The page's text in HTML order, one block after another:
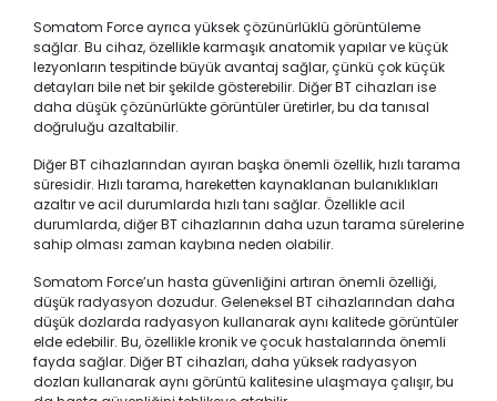
Somatom Force ayrıca yüksek çözünürlüklü görüntüleme
sağlar. Bu cihaz, özellikle karmaşık anatomik yapılar ve küçük
lezyonların tespitinde büyük avantaj sağlar, çünkü çok küçük
detayları bile net bir şekilde gösterebilir. Diğer BT cihazları ise
daha düşük çözünürlükte görüntüler üretirler, bu da tanısal
doğruluğu azaltabilir.
Diğer BT cihazlarından ayıran başka önemli özellik, hızlı tarama
süresidir. Hızlı tarama, hareketten kaynaklanan bulanıklıkları
azaltır ve acil durumlarda hızlı tanı sağlar. Özellikle acil
durumlarda, diğer BT cihazlarının daha uzun tarama sürelerine
sahip olması zaman kaybına neden olabilir.
Somatom Force’un hasta güvenliğini artıran önemli özelliği,
düşük radyasyon dozudur. Geleneksel BT cihazlarından daha
düşük dozlarda radyasyon kullanarak aynı kalitede görüntüler
elde edebilir. Bu, özellikle kronik ve çocuk hastalarında önemli
fayda sağlar. Diğer BT cihazları, daha yüksek radyasyon
dozları kullanarak aynı görüntü kalitesine ulaşmaya çalışır, bu